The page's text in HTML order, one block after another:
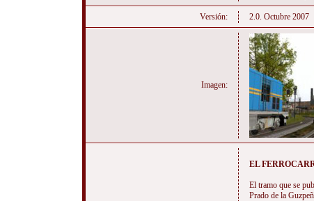
Versión: 2.0. Octubre 2007
Imagen:
EL
El tramo que se
Prado de la